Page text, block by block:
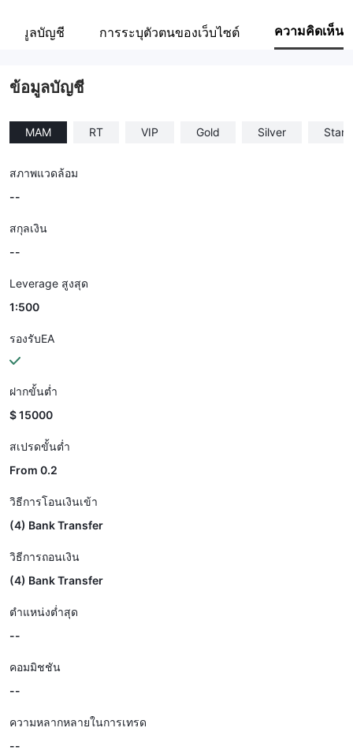
พนักงานบริษัท
ข้อมูลบัญชี การระบุตัวตนของเว็บไซต์ ความคิดเห็น
ข้อมูลบัญชี
MAM RT VIP Gold Silver
สภาพแวดล้อม
--
สกุลเงิน
--
Leverage สูงสุด
1:500
รองรับEA
ฝากขั้นต่ำ
$ 15000
สเปรดขั้นต่ำ
From 0.2
วิธีการโอนเงินเข้า
(4) Bank Transfer
วิธีการถอนเงิน
(4) Bank Transfer
ตำแหน่งต่ำสุด
--
คอมมิชชัน
--
ความหลากหลายในการเทรด
--